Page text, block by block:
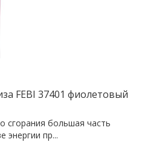
FEBI 37401 фиолетовый
сгорания большая часть
энергии пр...